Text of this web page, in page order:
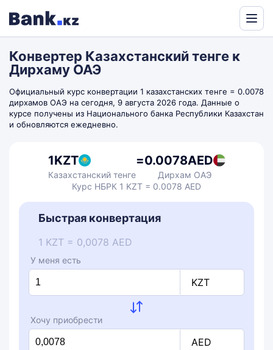
by
Translate
Конвертер Казахстанский тенге к
Дирхаму ОАЭ
Официальный курс конвертации 1 казахстанских тенге = 0.0078
дирхамов ОАЭ на сегодня, 9 августа 2026 года. Данные о
курсе получены из Национального банка Республики Казахстан
и обновляются ежедневно.
1KZT
Казахстанский тенге
=0.0078AED
Дирхам ОАЭ
Курс НБРК 1 KZT = 0.0078 AED
Быстрая конвертация
1 KZT = 0,0078 AED
У меня есть
KZT
Хочу приобрести
AED